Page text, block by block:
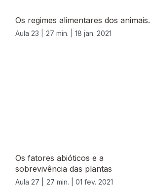
Os regimes alimentares dos animais.
Aula 23 | 27 min. | 18 jan. 2021
Os fatores abióticos e a
sobrevivência das plantas
Aula 27 | 27 min. | 01 fev. 2021